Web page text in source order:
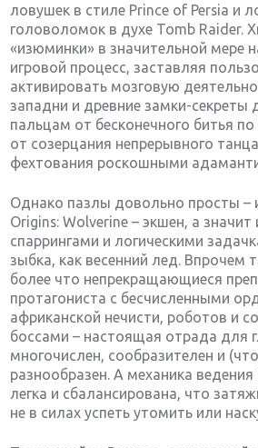
ловушек в стиле Prince of Persia и
головоломок в духе Tomb Raider.
«изюминки» в значительной мере
игровой процесс, заставляя
активировать мозговую
западни и древние замки-секреты
пальцам от бесконечного битья
от созерцания непрерывного
фехтования роскошными
Однако пазлы довольно просты –
Origins: Wolverine – экшен, а
спаррингами и логическими
зыбка, как весенний лед. Впрочем
более что непрекращающиеся
протагониста с бесчисленными
африканской нечисти, роботов и
боссами – настоящая отрада для
многочислен, сообразителен и
разнообразен. А механика
легка и сбалансирована, что
не в силах успеть утомить или